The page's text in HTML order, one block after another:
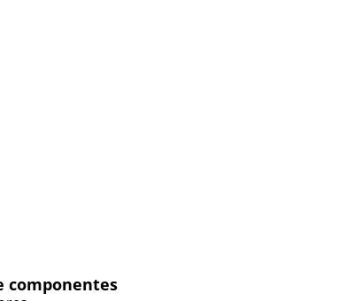
componentes